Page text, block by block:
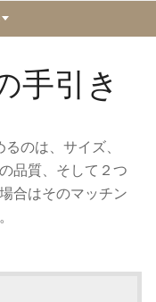
手引き
のは、サイズ、
品質、そして２つ
合はそのマッチン